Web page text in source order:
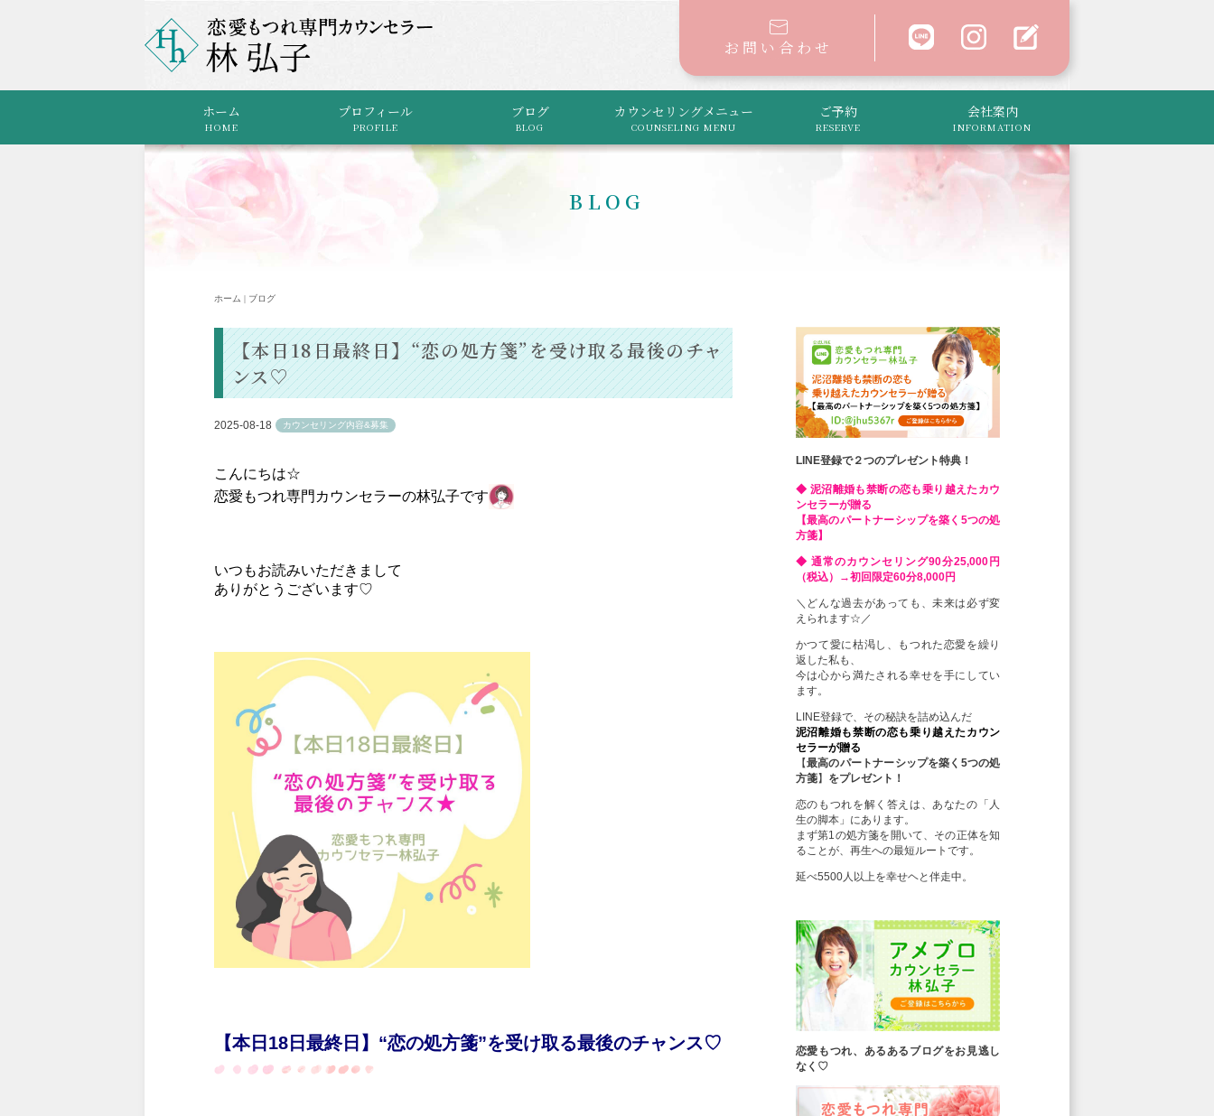
お問い合わせ
ホーム
HOME
プロフィール
PROFILE
ブログ
BLOG
カウンセリングメニュー
COUNSELING MENU
ご予約
RESERVE
会社案内
INFORMATION
BLOG
ホーム | ブログ
【本日18日最終日】“恋の処方箋”を受け取る最後のチャ
ンス♡
2025-08-18 カウンセリング内容&募集
こんにちは☆
恋愛もつれ専門カウンセラーの林弘子です
いつもお読みいただきまして
ありがとうございます♡
【本日18日最終日】“恋の処方箋”を受け取る最後のチャンス♡
LINE登録で２つのプレゼント特典！
◆ 泥沼離婚も禁断の恋も乗り越えたカウ
ンセラーが贈る
【最高のパートナーシップを築く5つの処
方箋】
◆ 通常のカウンセリング90分25,000円
（税込）→初回限定60分8,000円
＼どんな過去があっても、未来は必ず変
えられます☆／
かつて愛に枯渇し、もつれた恋愛を繰り
返した私も、
今は心から満たされる幸せを手にしてい
ます。
LINE登録で、その秘訣を詰め込んだ
泥沼離婚も禁断の恋も乗り越えたカウン
セラーが贈る
【最高のパートナーシップを築く5つの処
方箋】 をプレゼント！
恋のもつれを解く答えは、あなたの「人
生の脚本」にあります。
まず第1の処方箋を開いて、その正体を知
ることが、再生への最短ルートです。
延べ5500人以上を幸せヘと伴走中。
恋愛もつれ、あるあるブログをお見逃し
なく♡